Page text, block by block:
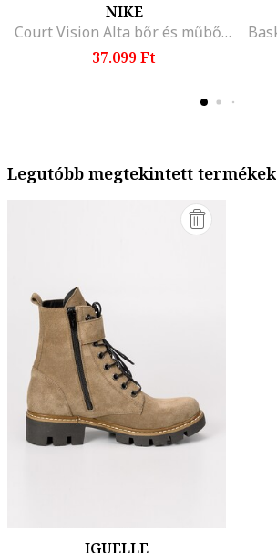
NIKE
Court Vision Alta bőr és műbőr flatform sneaker, Fehér/Fekete
37.099 Ft
Legutóbb megtekintett termékek
IGUELLE